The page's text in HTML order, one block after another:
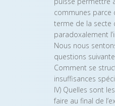
communes parce
terme de la secte
paradoxalement
Nous nous
questions
Comment se
insuffisances
IV) Quelles sont
faire au final de